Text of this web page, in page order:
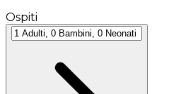
Ospiti